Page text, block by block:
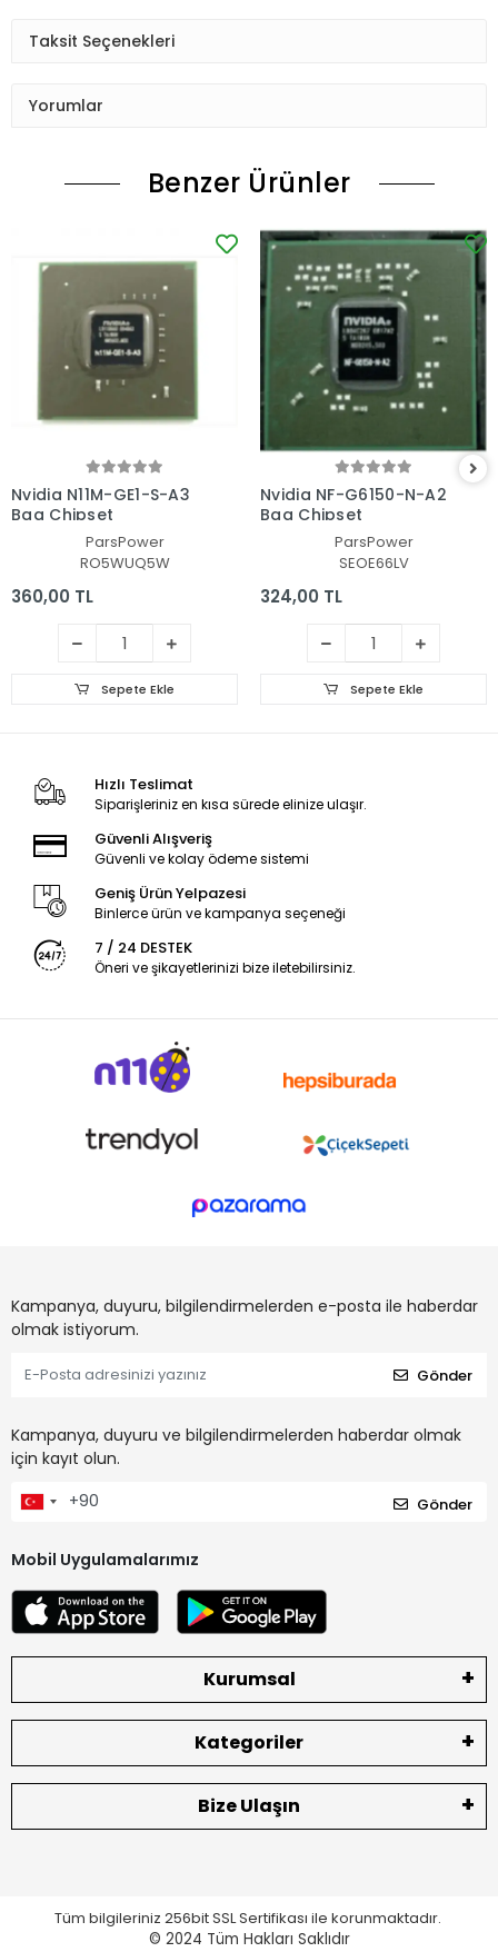
Taksit Seçenekleri
Yorumlar
Benzer Ürünler
Nvidia N11M-GE1-S-A3
Bga Chipset
ParsPower
RO5WUQ5W
360,00 TL
Sepete Ekle
Nvidia NF-G6150-N-A2
Bga Chipset
ParsPower
SEOE66LV
324,00 TL
Sepete Ekle
Hızlı Teslimat
Siparişleriniz en kısa sürede elinize ulaşır.
Güvenli Alışveriş
Güvenli ve kolay ödeme sistemi
Geniş Ürün Yelpazesi
Binlerce ürün ve kampanya seçeneği
7 / 24 DESTEK
Öneri ve şikayetlerinizi bize iletebilirsiniz.
Kampanya, duyuru, bilgilendirmelerden e-posta ile haberdar
olmak istiyorum.
Gönder
Kampanya, duyuru ve bilgilendirmelerden haberdar olmak
için kayıt olun.
Gönder
Mobil Uygulamalarımız
Kurumsal
Kategoriler
Bize Ulaşın
Tüm bilgileriniz 256bit SSL Sertifikası ile korunmaktadır.
© 2024 Tüm Hakları Saklıdır